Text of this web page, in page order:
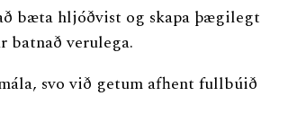
bæta hljóðvist og skapa þægilegt
batnað verulega.
svo við getum afhent fullbúið